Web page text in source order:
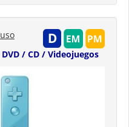
DVD / CD / Videojuegos